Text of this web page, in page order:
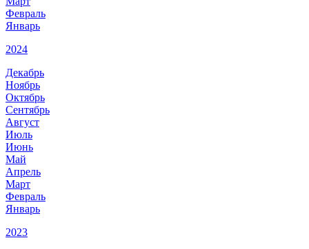
Февраль
Январь
2024
Декабрь
Ноябрь
Октябрь
Сентябрь
Август
Июль
Июнь
Май
Апрель
Март
Февраль
Январь
2023